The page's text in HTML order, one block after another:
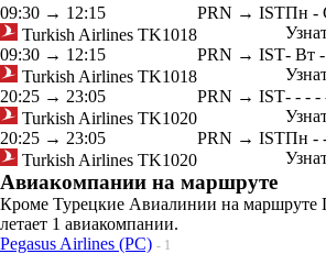
09:30 → 12:15
Turkish Airlines TK1018
PRN → ISTПн -
09:30 → 12:15
Turkish Airlines TK1018
PRN → IST- Вт -
20:25 → 23:05
Turkish Airlines TK1020
PRN → IST- - - -
20:25 → 23:05
Turkish Airlines TK1020
PRN → ISTПн -
Авиакомпании на маршруте
Кроме Турецкие Авиалинии на маршруте
летает 1 авиакомпании.
Pegasus Airlines (PC) - 1